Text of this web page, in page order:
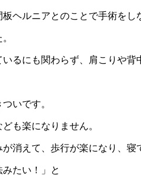
ヘルニアとのことで手術を
るにも関わらず、肩こりや背
いです。
も楽になりません。
消えて、歩行が楽になり、
みたい！」と